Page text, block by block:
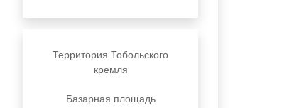
Территория Тобольского
кремля
Базарная площадь